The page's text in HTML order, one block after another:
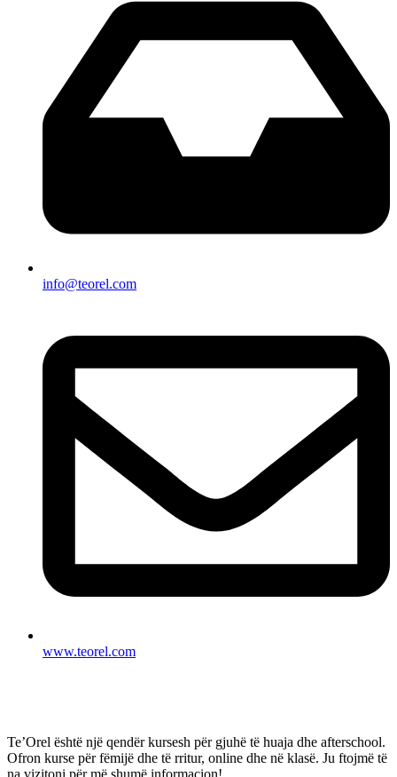
info@teorel.com
www.teorel.com
Te’Orel është një qendër kursesh për gjuhë të huaja dhe afterschool.
Ofron kurse për fëmijë dhe të rritur, online dhe në klasë. Ju ftojmë të
na vizitoni për më shumë informacion!